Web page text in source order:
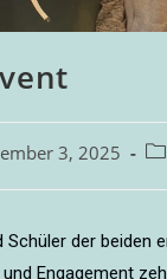
3, 2025
Schüler der beiden
Engagement